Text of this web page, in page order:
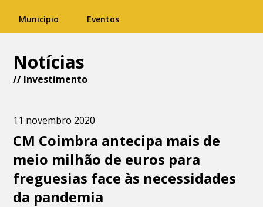
Município Eventos
Notícias
// Investimento
11 novembro 2020
CM Coimbra antecipa mais de
meio milhão de euros para
freguesias face às necessidades
da pandemia